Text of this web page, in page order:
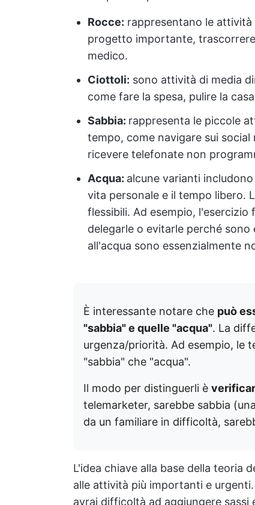
Rocce: rappresentano le attività
progetto importante,
medico.
Ciottoli: sono attività di media
come fare la spesa, pulire la
Sabbia: rappresenta le piccole
tempo, come navigare sui
ricevere telefonate non
Acqua: alcune varianti
vita personale e il tempo libero.
flessibili. Ad esempio,
delegarle o evitarle perché
all'acqua sono essenzialmente
È interessante notare che può
"sabbia" e quelle "acqua". La
urgenza/priorità. Ad esempio, le
"sabbia" che "acqua".
Il modo per distinguerli è
telemarketer, sarebbe sabbia
da un familiare in difficoltà,
L'idea chiave alla base della teoria
alle attività più importanti e
avrai difficoltà ad aggiungere